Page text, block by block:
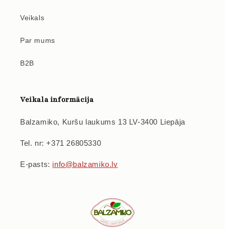
Veikals
Par mums
B2B
Veikala informācija
Balzamiko, Kuršu laukums 13 LV-3400 Liepāja
Tel. nr: +371 26805330
E-pasts: info@balzamiko.lv